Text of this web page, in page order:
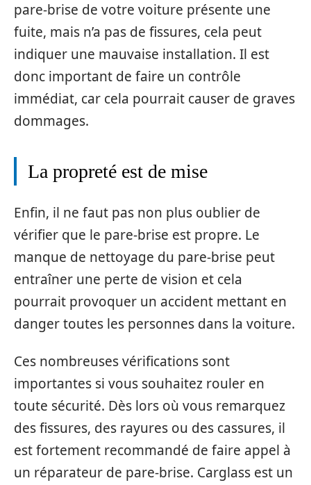
pare-brise de votre voiture présente une
fuite, mais n’a pas de fissures, cela peut
indiquer une mauvaise installation. Il est
donc important de faire un contrôle
immédiat, car cela pourrait causer de graves
dommages.
La propreté est de mise
Enfin, il ne faut pas non plus oublier de
vérifier que le pare-brise est propre. Le
manque de nettoyage du pare-brise peut
entraîner une perte de vision et cela
pourrait provoquer un accident mettant en
danger toutes les personnes dans la voiture.
Ces nombreuses vérifications sont
importantes si vous souhaitez rouler en
toute sécurité. Dès lors où vous remarquez
des fissures, des rayures ou des cassures, il
est fortement recommandé de faire appel à
un réparateur de pare-brise. Carglass est un